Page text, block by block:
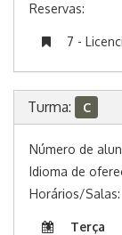
Reservas:
7 -
Turma: C
Número de
Idioma de
Horários/Salas:
Terça